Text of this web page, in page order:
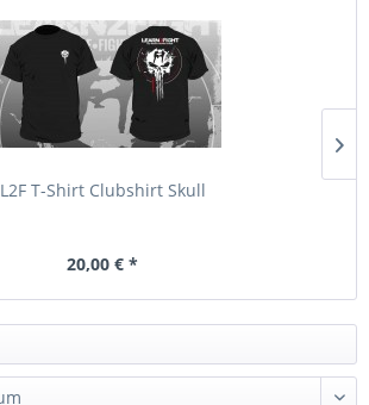
L2F T-Shirt Clubshirt Skull
20,00 € *